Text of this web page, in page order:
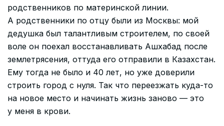
родственников по материнской линии.
А родственники по отцу были из Москвы: мой
дедушка был талантливым строителем, по своей
воле он поехал восстанавливать Ашхабад после
землетрясения, оттуда его отправили в Казахстан.
Ему тогда не было и 40 лет, но уже доверили
строить город с нуля. Так что переезжать куда-то
на новое место и начинать жизнь заново — это
у меня в крови.